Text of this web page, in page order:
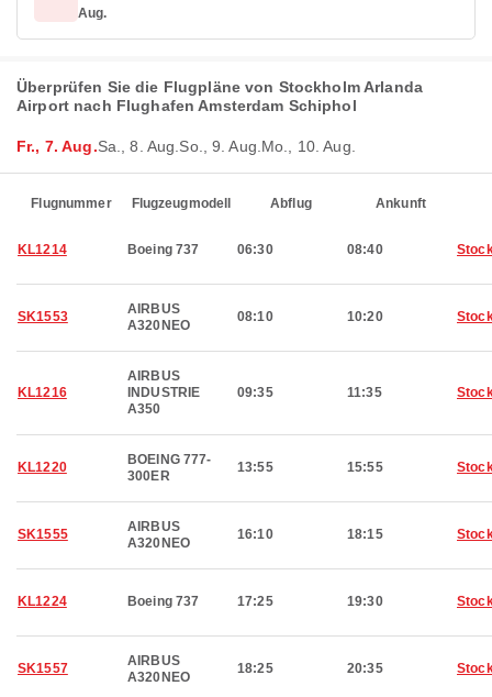
Aug.
Überprüfen Sie die Flugpläne von Stockholm Arlanda
Airport nach Flughafen Amsterdam Schiphol
Fr., 7. Aug.Sa., 8. Aug. So., 9. Aug. Mo., 10. Aug.
Flugnummer Flugzeugmodell Abflug Ankunft
KL1214 Boeing 737 06:30 08:40
SK1553
AIRBUS
A320NEO
08:10 10:20
KL1216
AIRBUS
INDUSTRIE
A350
09:35 11:35
KL1220
BOEING 777-
300ER
13:55 15:55
SK1555
AIRBUS
A320NEO
16:10 18:15
KL1224 Boeing 737 17:25 19:30
SK1557
AIRBUS
A320NEO
18:25 20:35